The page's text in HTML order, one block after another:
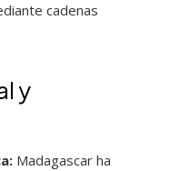
cadenas
y
Madagascar ha